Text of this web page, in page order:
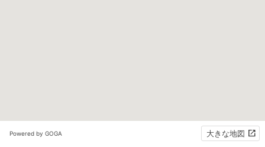
Powered by GOGA 大きな地図